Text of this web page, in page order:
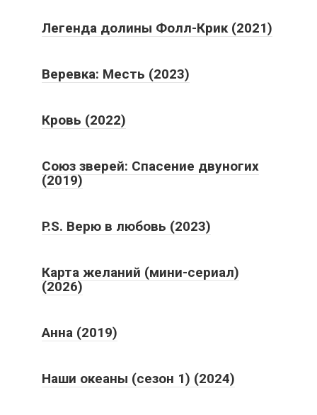
Легенда долины Фолл-Крик (2021)
Веревка: Месть (2023)
Кровь (2022)
Союз зверей: Спасение двуногих
(2019)
P.S. Верю в любовь (2023)
Карта желаний (мини-сериал)
(2026)
Анна (2019)
Наши океаны (сезон 1) (2024)